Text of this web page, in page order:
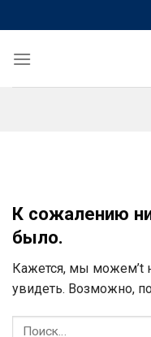
to
content
К сожалению
было.
Кажется, мы можем’t
увидеть. Возможно,